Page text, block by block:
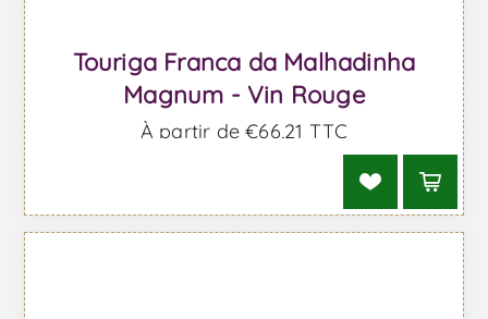
Touriga Franca da Malhadinha
Magnum - Vin Rouge
À partir de €66,21 TTC